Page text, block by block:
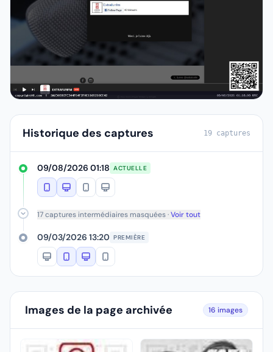
Historique des captures 19 captures
09/08/2026 01:18 ACTUELLE
17 captures intermédiaires masquées ·Voir tout
09/03/2026 13:20 PREMIÈRE
Images de la page archivée 16 images